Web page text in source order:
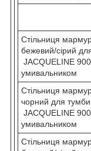
Стільниця
бежевий/сірий
JACQUELINE
умивальником
Стільниця
чорний для тумби
JACQUELINE
умивальником
Стільниця